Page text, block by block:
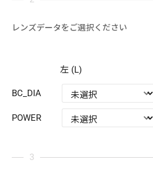
レンズデータをご選択ください
左 (L)
BC_DIA
POWER